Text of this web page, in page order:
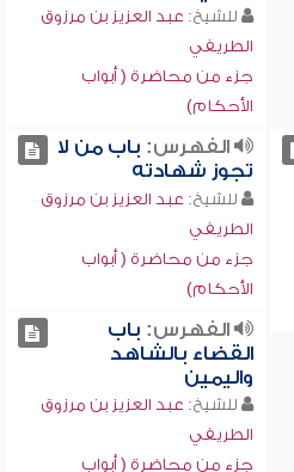
للشيخ: عبد العزيز بن مرزوق
الطريفي
جزء من محاضرة ( أبواب
الأحكام)
الفهرس: باب من لا
تجوز شهادته
للشيخ: عبد العزيز بن مرزوق
الطريفي
جزء من محاضرة ( أبواب
الأحكام)
الفهرس: باب
القضاء بالشاهد
واليمين
للشيخ: عبد العزيز بن مرزوق
الطريفي
جزء من محاضرة ( أبواب